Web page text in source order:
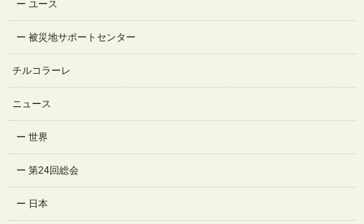
ユース
被災地サポートセンター
チルコラーレ
ニュース
世界
第24回総会
日本